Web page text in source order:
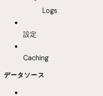
Logs
設定
Caching
データソース